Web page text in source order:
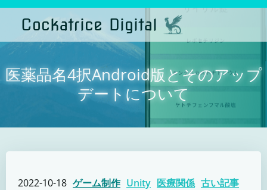
テ
ン
ツ
へ
キ
ッ
プ
Cockatrice Digital
医薬品名4択Android版とそのアップ
デートについて
2022-10-18 ゲーム制作 Unity 医療関係 古い記事